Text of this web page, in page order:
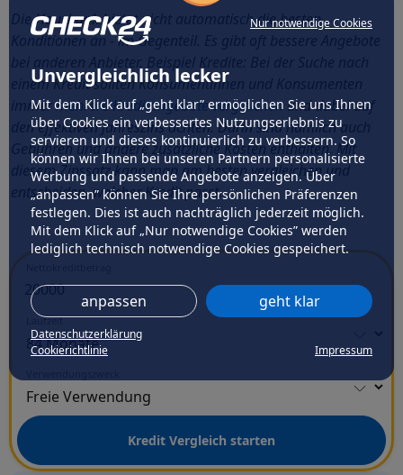
Nur notwendige Cookies
Unvergleichlich lecker
Mit dem Klick auf „geht klar” ermöglichen Sie uns Ihnen
über Cookies ein verbessertes Nutzungserlebnis zu
servieren und dieses kontinuierlich zu verbessern. So
können wir Ihnen bei unseren Partnern personalisierte
Werbung und passende Angebote anzeigen. Über
„anpassen” können Sie Ihre persönlichen Präferenzen
festlegen. Dies ist auch nachträglich jederzeit möglich.
Mit dem Klick auf „Nur notwendige Cookies” werden
lediglich technisch notwendige Cookies gespeichert.
anpassen geht klar
Datenschutzerklärung
Cookierichtlinie
Impressum
Die Hausbank bietet nicht automatisch die besten
Konditionen an - im Gegenteil. Es gibt oft bessere Angebote
einem Kredit sollten Konsumentinnen und Konsumenten
immermehrere Kreditangebote vergleichen und dabei auf
den effektiven Jahreszins achten. Darin sind nämlich auch
Gebühren und andere zusätzliche Kosten enthalten. Mit
diesem Zinssatz kann man am besten vergleichen und
entscheiden, welcher Kredit passt.
Laufzeit
Kredit Vergleich starten